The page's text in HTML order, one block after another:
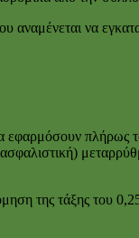
να
εφαρμόσουν
της τάξης του